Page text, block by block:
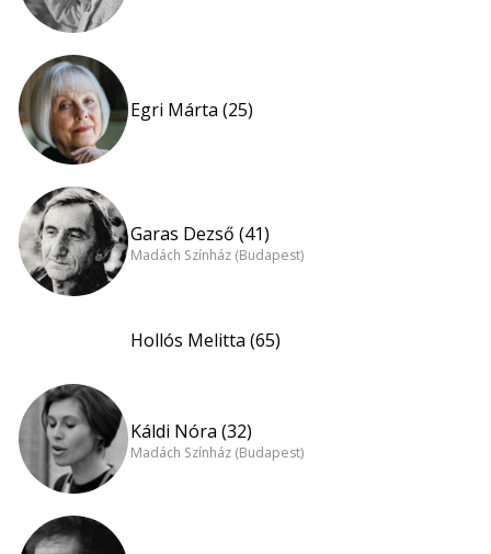
Egri Márta (25)
Garas Dezső (41)
Madách Színház (Budapest)
Hollós Melitta (65)
Káldi Nóra (32)
Madách Színház (Budapest)